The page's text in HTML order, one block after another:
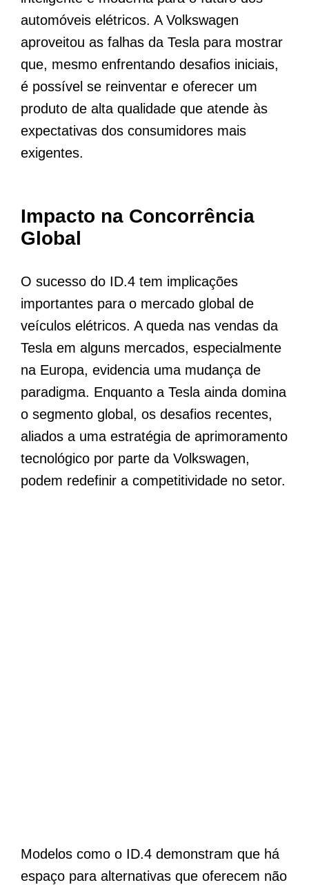
automóveis elétricos. A Volkswagen
aproveitou as falhas da Tesla para mostrar
que, mesmo enfrentando desafios iniciais,
é possível se reinventar e oferecer um
produto de alta qualidade que atende às
expectativas dos consumidores mais
exigentes.
Impacto na Concorrência
Global
O sucesso do ID.4 tem implicações
importantes para o mercado global de
veículos elétricos. A queda nas vendas da
Tesla em alguns mercados, especialmente
na Europa, evidencia uma mudança de
paradigma. Enquanto a Tesla ainda domina
o segmento global, os desafios recentes,
aliados a uma estratégia de aprimoramento
tecnológico por parte da Volkswagen,
podem redefinir a competitividade no setor.
Modelos como o ID.4 demonstram que há
espaço para alternativas que oferecem não